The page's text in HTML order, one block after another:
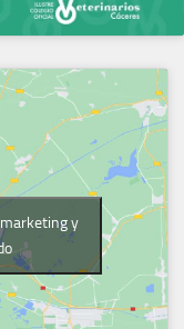
marketing y